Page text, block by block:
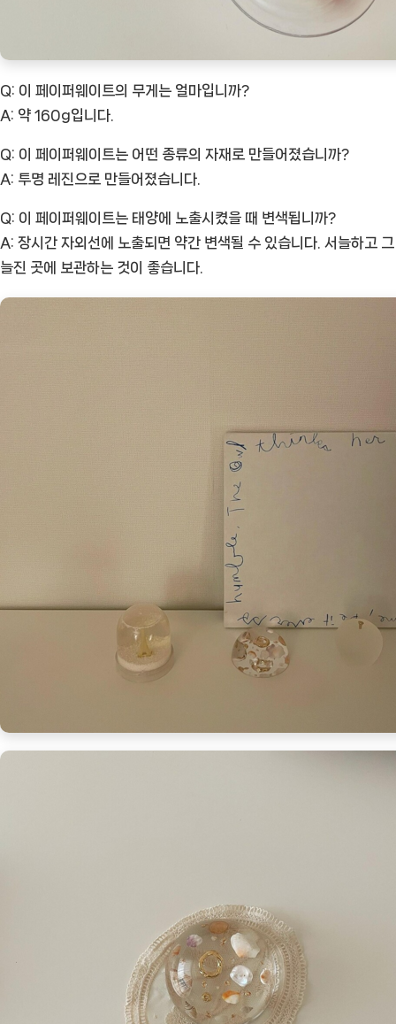
Q: 이 페이퍼웨이트의 무게는 얼마입니까?
A: 약 160g입니다.
Q: 이 페이퍼웨이트는 어떤 종류의 자재로 만들어졌습니까?
A: 투명 레진으로 만들어졌습니다.
Q: 이 페이퍼웨이트는 태양에 노출시켰을 때 변색됩니까?
A: 장시간 자외선에 노출되면 약간 변색될 수 있습니다. 서늘하고 그
늘진 곳에 보관하는 것이 좋습니다.